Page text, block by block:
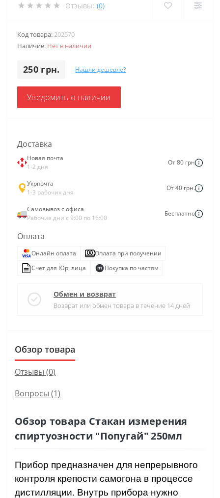
Отзывы: (0)
Код товара:202570
Наличие: Нет в наличии
250 грн. Нашли дешевле?
Уведомить о наличии
Доставка
Новая почта
1-2 дня
От 80 грн
Укрпочта
1-3 рабочих дня
От 40 грн.
Самовывоз с офиса
Рабочие дни с 9:00 по 16:00
Бесплатно
Оплата
Онлайн оплата
Оплата при получении
Счет для Юр. лица
Покупка по частям
Обмен и возврат
Возврат или обмен товара в течение 14 дней
Обзор товара
Отзывы (0)
Вопросы (1)
Обзор товара Стакан измерения
спиртуозности "Попугай" 250мл
Прибор предназначен для непрерывного
контроля крепости самогона в процессе
дистилляции. Внутрь прибора нужно